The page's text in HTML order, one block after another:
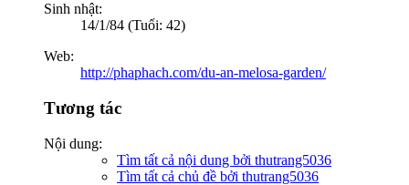
Sinh nhật:
14/1/84 (Tuổi: 42)
Web:
http://phaphach.com/du-an-melosa-garden/
Tương tác
Nội dung:
Tìm tất cả nội dung bởi thutrang5036
Tìm tất cả chủ đề bởi thutrang5036